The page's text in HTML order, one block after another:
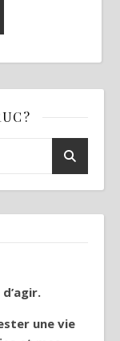
une vie